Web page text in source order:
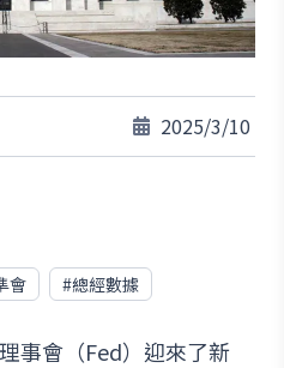
2025/3/10
會 #總經數據
事會（Fed）迎來了新